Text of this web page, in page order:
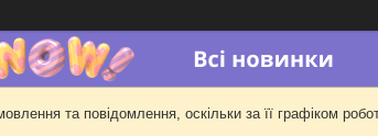
та повідомлення, оскільки за її графіком